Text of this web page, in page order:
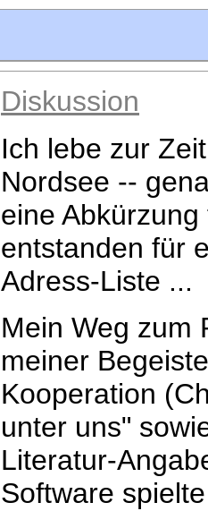
Diskussion
Ich lebe zur
Nordsee --
eine
entstanden für
Adress-Liste ...
Mein Weg zum
meiner
Kooperation
unter uns"
Literatur-
Software